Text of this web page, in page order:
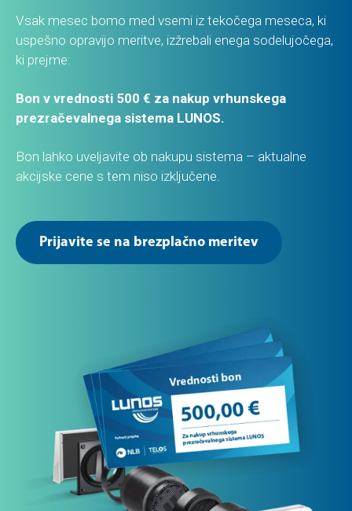
Vsak mesec bomo med vsemi iz tekočega meseca, ki
uspešno opravijo meritve, izžrebali enega sodelujočega,
ki prejme:
Bon v vrednosti 500 € za nakup vrhunskega
prezračevalnega sistema LUNOS.
Bon lahko uveljavite ob nakupu sistema – aktualne
akcijske cene s tem niso izključene.
Prijavite se na brezplačno meritev